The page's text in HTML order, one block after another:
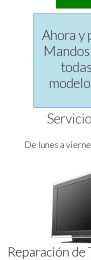
Ahora y
De lunes a
Reparación de